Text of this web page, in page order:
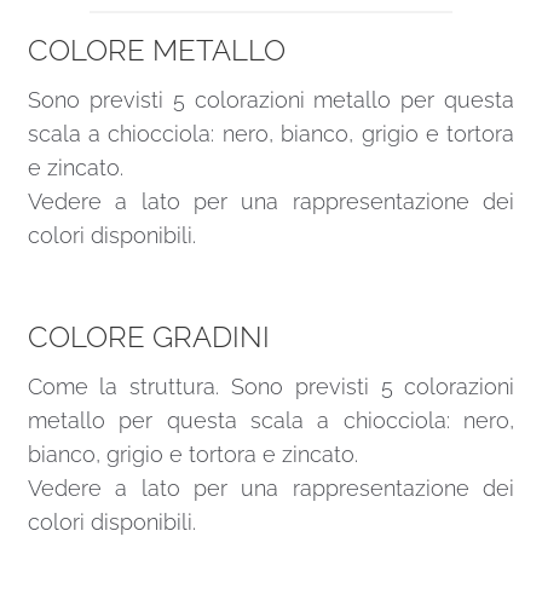
COLORE METALLO
Sono previsti 5 colorazioni metallo per questa
scala a chiocciola: nero, bianco, grigio e tortora
e zincato.
Vedere a lato per una rappresentazione dei
colori disponibili.
COLORE GRADINI
Come la struttura. Sono previsti 5 colorazioni
metallo per questa scala a chiocciola: nero,
bianco, grigio e tortora e zincato.
Vedere a lato per una rappresentazione dei
colori disponibili.